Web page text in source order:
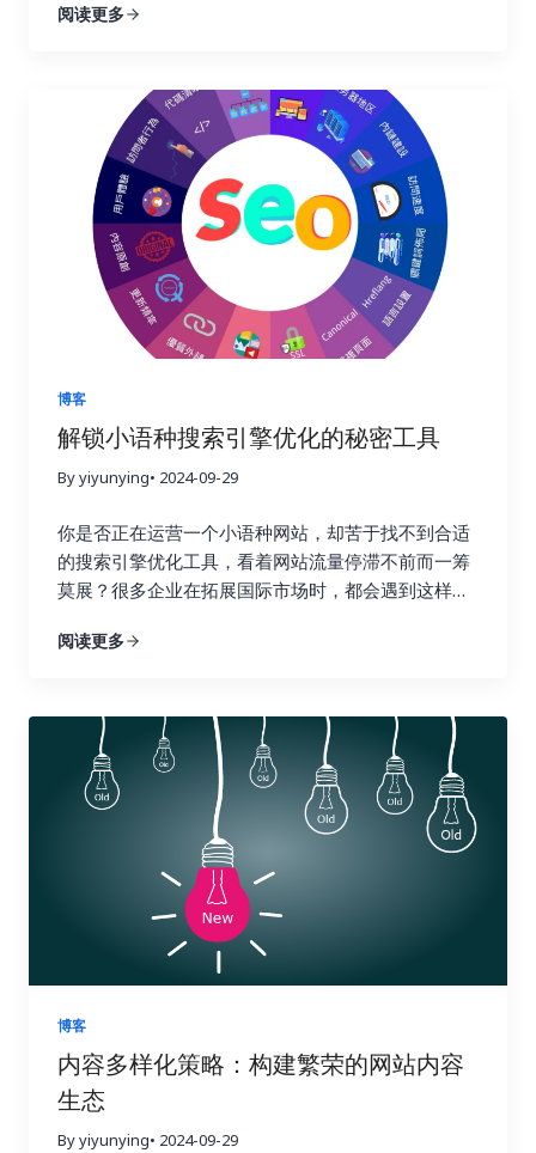
过哪些链接访问你的网站，他们在你的网站上停留了
大的商业价值。通过分析这些数据，你可以更好地理
解用户的需求和痛点，优化网站内容和用户体验，最
终提高转化率，实现业务的持续增长。这不仅仅是简
单的流量获取，而是将流量转化为实际的商业价值，
最终实现盈利。 二、 如何选择合适的链接建设追踪
工具？ 市面上有很多链接建设追踪工具，它们的功能
和价格各不相同。选择合适的工具至关重要，就像一
个工匠需要选择合适的工具才能更好地完成工作一
样。在选择工具之前，你需要明确自己的需求和预
算。有些工具功能强大，但价格昂贵；有些工具功能
简单，但价格亲民。你需要根据自己的实际情况，权
建设追踪工具，以及它们的优缺点： 除了以上这些工
具之外，还有其他一些工具也值得考虑，例如
择工具时，不仅要考虑功能和价格，还要考虑易用性
和数据准确性。一个好的工具应该易于上手，操作简
单，并且能够提供准确可靠的数据，为你的决策提供
链接建设效果时，需要关注一些关键指标，这些指标
是万里长征的第一步，更重要的是如何解读这些数据
并将它们转化为可操作的洞察力，最终指导我们的行
动，就像一位经验丰富的侦探，需要从蛛丝马迹中找
到破案的关键线索。 首先，你需要对收集到的数据进
行整理和分类，就像整理一个杂乱的房间一样，将物
品分门别类地摆放整齐。例如，你可以将链接按照来
源网站的权威性、链接类型（如文本链接、图片链
接、目录链接等）、锚文本的相关性等进行分类。 清
晰的分类有助于你更好地理解数据的结构，为后续的
分析打下坚实的基础。 接下来，你需要分析不同类型
的链接对网站关键指标的影响，例如，来自高权重、
高相关性网站的链接是否带来了更多的推荐流量？包
含目标关键词的锚文本是否提升了网站在搜索引擎结
果页面中的排名？来自社交媒体平台的链接是否带来
了更高的用户参与度？ 这些指标就像一个仪表盘，可
节！不要再浪费宝贵的时间和精力在低效的搜索引擎
Buzzsumo 这三大神器，轻松提升链接建设效率，让
你的网站在竞争激烈的线上世界中脱颖而出，成为行
业领军者！ 一、链接建设的重要性：为什么它如此重
要？ 在搜索引擎优化这个复杂而精妙的领域中，链接
就好比一张张珍贵的选票，每一张都代表着对你网站
权威性和可信度的认可。高质量的链接越多，搜索引
擎就越信任你的网站，你的排名自然也就越高。这就
好比现实生活中的社交圈，朋友越多，人脉越广，你
的影响力也就越大。链接建设不仅仅关乎排名，更关
乎你的在线业务的整体成功与长远发展。一个强大的
链接配置文件不仅可以带来更高的品牌知名度和更多
的推荐流量，更能建立起坚实的用户信任，为你的业
务带来持续的增长动力。忽视链接建设，就像建造一
座空中楼阁，看似华丽，实则根基不稳，随时可能坍
的认可，搜索引擎又该如何判断你的网站的价值和可
信度呢？ 二、Ahrefs：全能型搜索引擎优化工具，挖
掘链接宝藏 Ahrefs 就像一位经验丰富的侦探，拥有
的链接策略，发现潜在的链接机会，并制定更有效的
站审核，Ahrefs 都能帮你轻松搞定，让你在搜索引擎
优化的战场上运筹帷幄，决胜千里。它可以帮助你了
解你的网站在哪些方面需要改进，以及如何更好地优
化你的网站以获得更高的排名和更多的流量。 1. 竞争
对手分析：知己知彼，百战不殆 使用 Ahrefs 的网站
分析功能，只需输入竞争对手的域名，即可全面了解
他们的反向链接情况。你可以分析他们的链接来源、
链接类型、锚文本等等，从中学习他们的成功经验，
并找到可以借鉴的链接建设策略。更重要的是，你可
站获取链接。这是一种非常有效的链接建设策略，可
以让你事半功倍，快速提升你的网站排名。通过深入
分析竞争对手的链接，你可以了解他们的优势和劣
势，并制定更具针对性的链接建设策略，从而在竞争
中占据优势。 2. 关键词研究：精准定位，事半功倍
阅读更多
博客
解锁小语种搜索引擎优化的秘密工具
By yiyunying• 2024-09-29
你是否正在运营一个小语种网站，却苦于找不到合适
的搜索引擎优化工具，看着网站流量停滞不前而一筹
莫展？很多企业在拓展国际市场时，都会遇到这样的
球化的浪潮下，越来越多的企业开始将目光投向海外
搜索引擎优化工具，就像找到了一把打开国际市场大
门的金钥匙，能够帮助你的网站在全球范围内获得更
高的曝光率和流量。有效的搜索引擎优化策略可以帮
助你吸引目标用户，提升品牌知名度，最终带来更高
的转化率和收益。 这篇文章将为你揭秘一系列强大且
高效的小语种搜索引擎优化工具。我们会深入探讨每
一种工具的功能和优势，并提供一些实际操作的建
议，帮助你克服语言障碍，精准定位目标用户，让你
的网站在国际竞争中脱颖而出，最终实现业务的蓬勃
发展。做好准备，一起开启小语种搜索引擎优化的奇
妙旅程！ 一、小语种搜索引擎优化的挑战与机遇：扬
帆出海，乘风破浪 在进军国际市场时，小语种搜索引
擎优化无疑是一块难啃的骨头。它不像英语搜索引擎
优化那样有丰富的资源和工具。与主流语言英语相
比，小语种搜索引擎优化面临着诸多挑战，例如西班
阅读更多
博客
内容多样化策略：构建繁荣的网站内容
生态
By yiyunying• 2024-09-29